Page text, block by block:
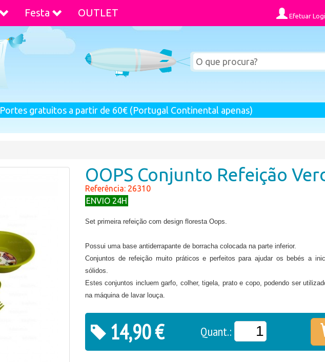
Festa OUTLET Efetuar
Portes gratuitos a partir de 60€ (Portugal Continental apenas)
OOPS Conjunto Refeição
Referência: 26310
ENVIO 24H
Set primeira refeição com design floresta Oops.
Possui uma base antiderrapante de borracha colocada na parte inferior.
Conjuntos de refeição muito práticos e perfeitos para ajudar os bebés a
sólidos.
Estes conjuntos incluem garfo, colher, tigela, prato e copo, podendo ser
na máquina de lavar louça.
14,90 € Quant.: